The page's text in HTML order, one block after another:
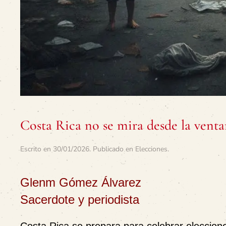
Costa Rica no se mira desde la
Escrito en 30/01/2026. Publicado enElecciones.
Glenm Gómez Álvarez
Sacerdote y periodista